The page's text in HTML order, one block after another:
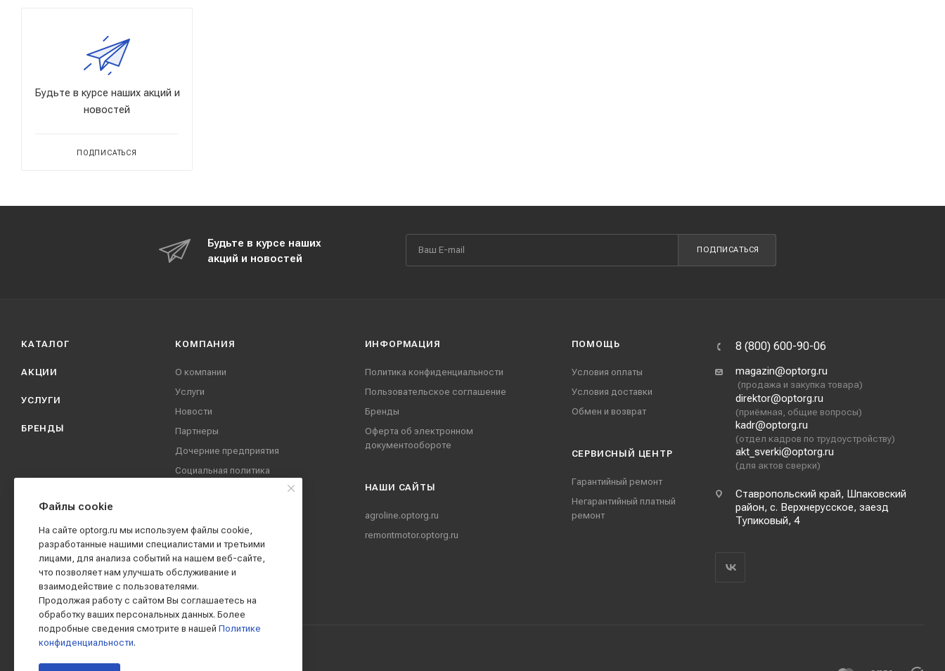
Будьте в курсе наших акций и
новостей
ПОДПИСАТЬСЯ
Будьте в курсе наших
акций и новостей
ПОДПИСАТЬСЯ
КАТАЛОГ
АКЦИИ
УСЛУГИ
БРЕНДЫ
КОМПАНИЯ
О компании
Услуги
Новости
Партнеры
Дочерние предприятия
Социальная политика
Вакансии
Реквизиты
Контакты
ИНФОРМАЦИЯ
Политика конфиденциальности
Пользовательское соглашение
Бренды
Оферта об электронном
документообороте
НАШИ CАЙТЫ
agroline.optorg.ru
remontmotor.optorg.ru
ПОМОЩЬ
Условия оплаты
Условия доставки
Обмен и возврат
СЕРВИСНЫЙ ЦЕНТР
Гарантийный ремонт
Негарантийный платный
ремонт
8 (800) 600-90-06
magazin@optorg.ru
(продажа и закупка товара)
direktor@optorg.ru
(приёмная, общие вопросы)
kadr@optorg.ru
(отдел кадров по трудоустройству)
akt_sverki@optorg.ru
(для актов сверки)
Ставропольский край, Шпаковский
район, с. Верхнерусское, заезд
Тупиковый, 4
Файлы cookie
На сайте optorg.ru мы используем файлы cookie,
разработанные нашими специалистами и третьими
лицами, для анализа событий на нашем веб-сайте,
что позволяет нам улучшать обслуживание и
взаимодействие с пользователями.
Продолжая работу с сайтом Вы соглашаетесь на
обработку ваших персональных данных. Более
подробные сведения смотрите в нашей Политике
конфиденциальности.